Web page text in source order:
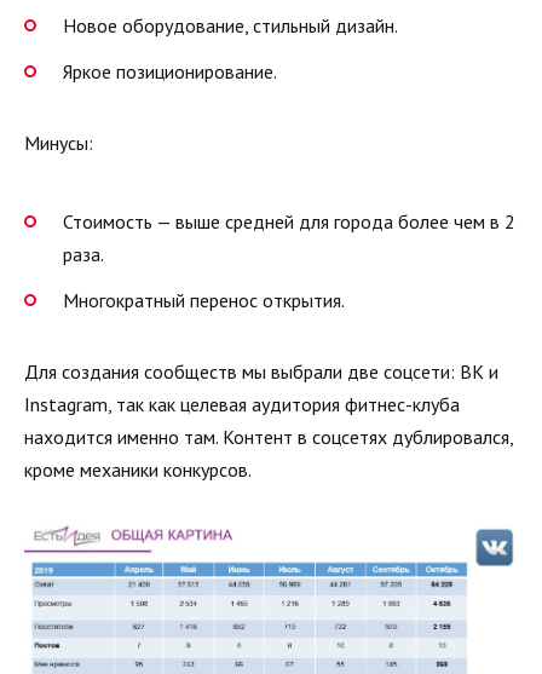
Новое оборудование, стильный дизайн.
Яркое позиционирование.
Минусы:
Стоимость — выше средней для города более чем в 2
раза.
Многократный перенос открытия.
Для создания сообществ мы выбрали две соцсети: ВК и
Instagram, так как целевая аудитория фитнес-клуба
находится именно там. Контент в соцсетях дублировался,
кроме механики конкурсов.